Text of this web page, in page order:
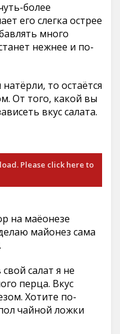
более
его слегка острее
много
нежнее и по-
то остаётся
От того, какой вы
вкус салата.
Please click here to
на маёонезе
майонез сама
салат я не
перца. Вкус
Хотите по-
чайной ложки